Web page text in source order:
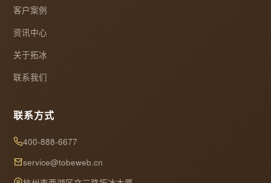
客户案例
资讯中心
关于拓冰
联系我们
联系方式
400-888-6677
service@tobeweb.cn